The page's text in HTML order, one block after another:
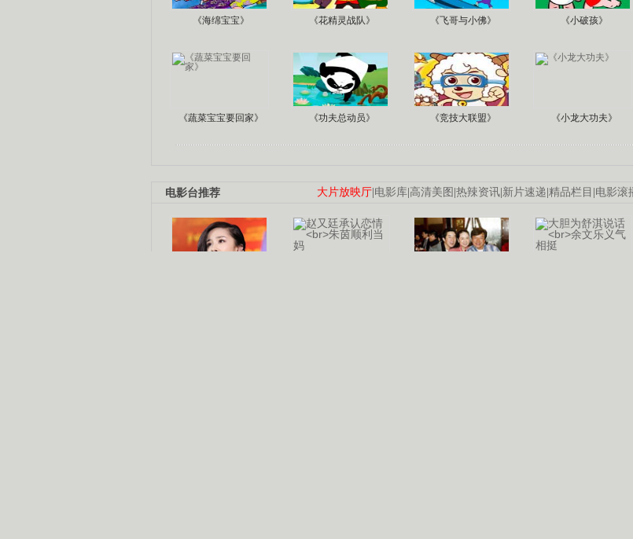
《海绵宝宝》 《花精灵战队》 《飞哥与小佛》 《小破孩》
《蔬菜宝宝要回家》 《功夫总动员》 《竞技大联盟》 《小龙大功夫》
大片放映厅|电影库|高清美图 |热辣资讯|新片速递|精品栏目 |电影滚
电影台推荐